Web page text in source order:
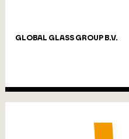
GLOBAL GLASS GROUP B.V.